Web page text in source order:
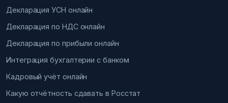
Декларация УСН онлайн
Декларация по НДС онлайн
Декларация по прибыли онлайн
Интеграция бухгалтерии с банком
Кадровый учёт онлайн
Какую отчётность сдавать в Росстат